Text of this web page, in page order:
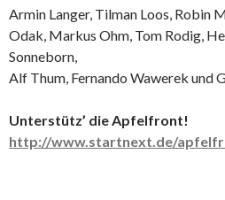
Armin Langer, Tilman Loos, Robin
Odak, Markus Ohm, Tom Rodig,
Sonneborn,
Alf Thum, Fernando Wawerek und
Unterstütz’ die Apfelfront!
http://www.startnext.de/